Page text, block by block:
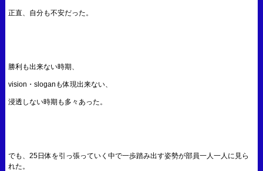
正直、自分も不安だった。
勝利も出来ない時期、
vision・sloganも体現出来ない、
浸透しない時期も多々あった。
でも、25日体を引っ張っていく中で一歩踏み出す姿勢が部員一人一人に見ら
れた。